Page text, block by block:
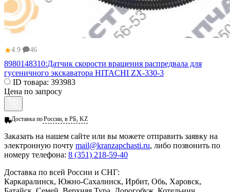
★4.9 46
8980148310:Датчик скорости вращения распредвала для
гусеничного экскаватора HITACHI ZX-330-3
ID товара: 393983
Цена по запросу
Доставка поРоссии, в РБ, KZ
Заказать на нашем сайте или вы можете отправить заявку на
электронную почту mail@kranzapchasti.ru, либо позвонить по
номеру телефона: 8 (351) 218-59-40
Доставка по всей России и СНГ:
Каркаралинск, Южно-Сахалинск, Ирбит, Обь, Харовск,